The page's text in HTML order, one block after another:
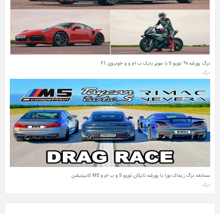
درگ پورشه ۹۱۱ توربو S با سوپر بایک ب‌ ام‌ و و خودروی F1
درگ
مسابقه درگ ریماک نورا با پورشه تایکان توربو S و ب‌ ام‌ و M5 کامپتیشن
درگ